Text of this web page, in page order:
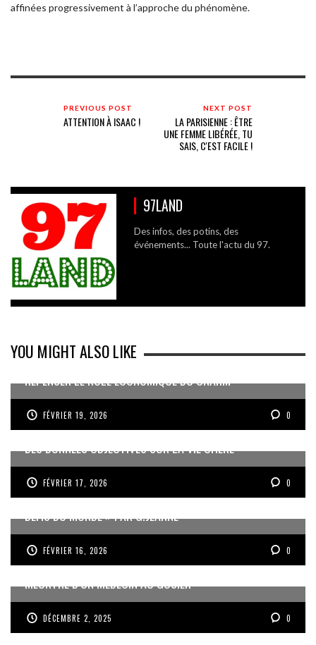
affinées progressivement à l’approche du phénomène.
PREVIOUS POST
ATTENTION À ISAAC !
NEXT POST
LA PARISIENNE : ÊTRE
UNE FEMME LIBÉRÉE, TU
SAIS, C'EST FACILE !
97LAND
Des infos, des potins, des
événements... Toute l'actu du 97.
YOU MIGHT ALSO LIKE
REPENSER LE RÔLE ÉCONOMIQUE DU CNARM
FÉVRIER 19, 2026 0
DES DONNÉES OBJECTIVES SUR LA VIE CHÈRE
FÉVRIER 17, 2026 0
« UN GOSIER FIER, FORT ET RESPONSABLE FACE AUX
DÉFIS DU MONDE » PAR G.JEANNE
FÉVRIER 16, 2026 0
MEURTRE D’UN MÉDECIN AU GOSIER
DÉCEMBRE 2, 2025 0